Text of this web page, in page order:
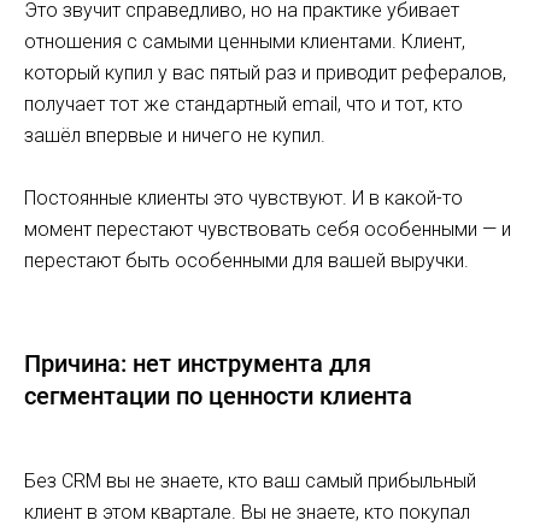
Это звучит справедливо, но на практике убивает
отношения с самыми ценными клиентами. Клиент,
который купил у вас пятый раз и приводит рефералов,
получает тот же стандартный email, что и тот, кто
зашёл впервые и ничего не купил.
Постоянные клиенты это чувствуют. И в какой-то
момент перестают чувствовать себя особенными — и
перестают быть особенными для вашей выручки.
Причина: нет инструмента для
сегментации по ценности клиента
Без CRM вы не знаете, кто ваш самый прибыльный
клиент в этом квартале. Вы не знаете, кто покупал